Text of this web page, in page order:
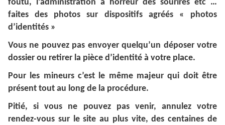
foutu, l’administration a horreur des sourires etc …
faites des photos sur dispositifs agréés « photos
d’identités »
Vous ne pouvez pas envoyer quelqu’un déposer votre
dossier ou retirer la pièce d’identité à votre place.
Pour les mineurs c’est le même majeur qui doit être
présent tout au long de la procédure.
Pitié, si vous ne pouvez pas venir, annulez votre
rendez-vous sur le site au plus vite, des centaines de